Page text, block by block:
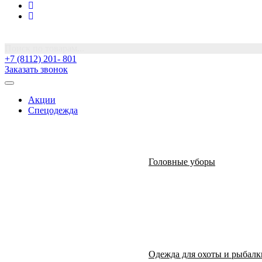
+7 (8112) 201- 801
Заказать звонок
Акции
Спецодежда
Головные уборы
Одежда для охоты и